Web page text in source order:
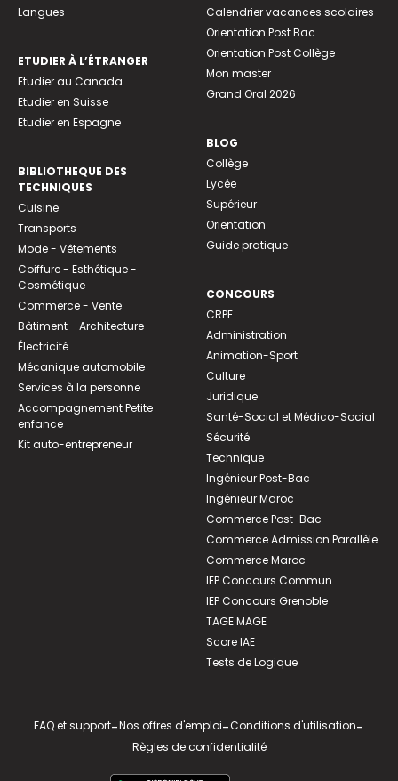
Langues
ETUDIER À L’ÉTRANGER
Etudier au Canada
Etudier en Suisse
Etudier en Espagne
BIBLIOTHEQUE DES
TECHNIQUES
Cuisine
Transports
Mode - Vêtements
Coiffure - Esthétique -
Cosmétique
Commerce - Vente
Bâtiment - Architecture
Électricité
Mécanique automobile
Services à la personne
Accompagnement Petite
enfance
Kit auto-entrepreneur
Calendrier vacances scolaires
Orientation Post Bac
Orientation Post Collège
Mon master
Grand Oral 2026
BLOG
Collège
Lycée
Supérieur
Orientation
Guide pratique
CONCOURS
CRPE
Administration
Animation-Sport
Culture
Juridique
Santé-Social et Médico-Social
Sécurité
Technique
Ingénieur Post-Bac
Ingénieur Maroc
Commerce Post-Bac
Commerce Admission Parallèle
Commerce Maroc
IEP Concours Commun
IEP Concours Grenoble
TAGE MAGE
Score IAE
Tests de Logique
FAQ et support-Nos offres d'emploi-Conditions d'utilisation-
Règles de confidentialité